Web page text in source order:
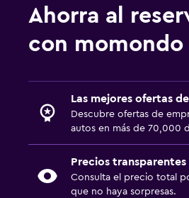
Ahorra al
con momondo
Las mejores ofertas
Descubre ofertas de
autos en más de 70,000
Precios transparentes
Consulta el precio total
que no haya sorpresas.